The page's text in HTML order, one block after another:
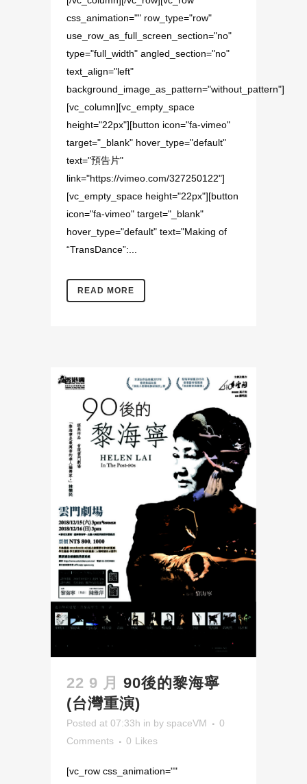
css_animation="" row_type="row"
use_row_as_full_screen_section="no"
type="full_width" angled_section="no"
text_align="left"
background_image_as_pattern="without_pattern"]
[vc_column][vc_empty_space
height="22px"][button icon="fa-vimeo"
target="_blank" hover_type="default"
text="預告片"
link="https://vimeo.com/327250122"]
[vc_empty_space height="22px"][button
icon="fa-vimeo" target="_blank"
hover_type="default" text="Making of
“TransDance”:...
READ MORE
22 9 月 90後的黎海寧
(台灣重演)
Posted at 07:33h in by spaceVM
0
Comments
0 Likes
[vc_row css_animation=""